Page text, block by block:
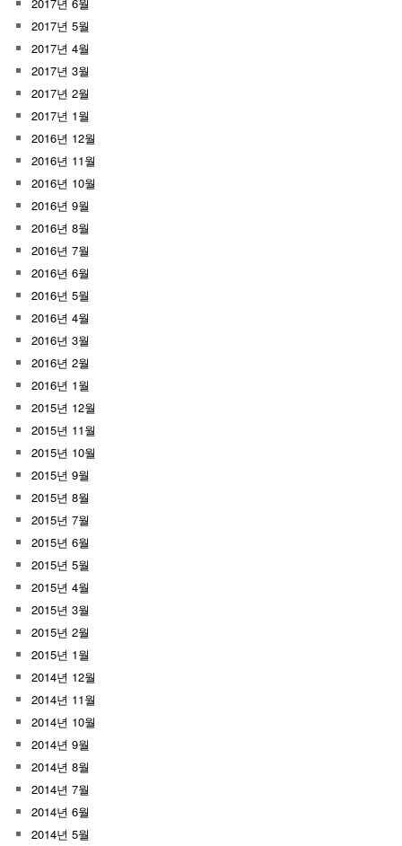
2017년 5월
2017년 4월
2017년 3월
2017년 2월
2017년 1월
2016년 12월
2016년 11월
2016년 10월
2016년 9월
2016년 8월
2016년 7월
2016년 6월
2016년 5월
2016년 4월
2016년 3월
2016년 2월
2016년 1월
2015년 12월
2015년 11월
2015년 10월
2015년 9월
2015년 8월
2015년 7월
2015년 6월
2015년 5월
2015년 4월
2015년 3월
2015년 2월
2015년 1월
2014년 12월
2014년 11월
2014년 10월
2014년 9월
2014년 8월
2014년 7월
2014년 6월
2014년 5월